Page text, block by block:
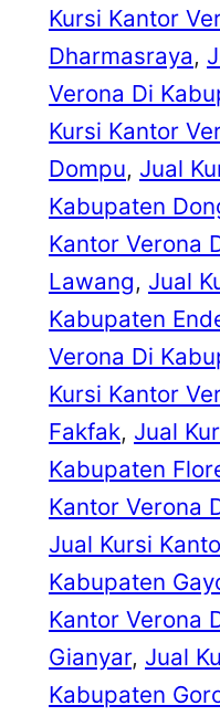
Kursi Kantor
Dharmasraya,
Verona Di
Kursi Kantor
Dompu, Jual
Kabupaten
Kantor Verona
Lawang, Jual
Kabupaten
Verona Di
Kursi Kantor
Fakfak, Jual
Kabupaten
Kantor Verona
Jual Kursi
Kabupaten
Kantor Verona
Gianyar, Jual
Kabupaten